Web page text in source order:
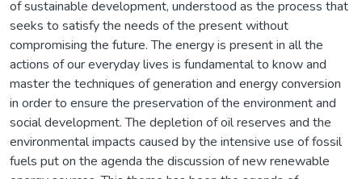
of sustainable development, understood as the process that
seeks to satisfy the needs of the present without
compromising the future. The energy is present in all the
actions of our everyday lives is fundamental to know and
master the techniques of generation and energy conversion
in order to ensure the preservation of the environment and
social development. The depletion of oil reserves and the
environmental impacts caused by the intensive use of fossil
fuels put on the agenda the discussion of new renewable